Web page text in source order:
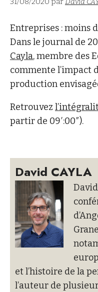
Entreprises : moins
Dans le journal de
Cayla, membre des
commente l’impact
production
Retrouvez
partir de 09′:00″).
David CAYLA
et l’histoire de la
l’auteur de